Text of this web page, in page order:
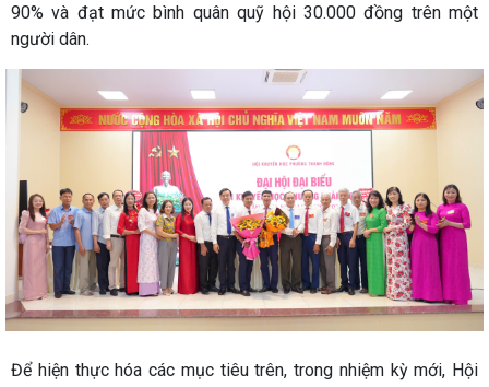
90% và đạt mức bình quân quỹ hội 30.000 đồng trên một
người dân.
Để hiện thực hóa các mục tiêu trên, trong nhiệm kỳ mới, Hội